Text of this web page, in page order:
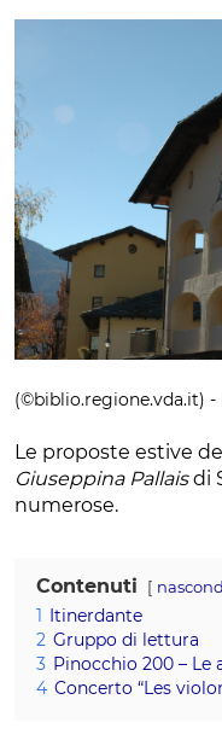
(©biblio.regione.vda.it)
Le proposte estive
Giuseppina Pallaisdi
numerose.
Contenuti
1 Itinerdante
2 Gruppo di lettura
3 Pinocchio 200 – Le
4 Concerto “Les